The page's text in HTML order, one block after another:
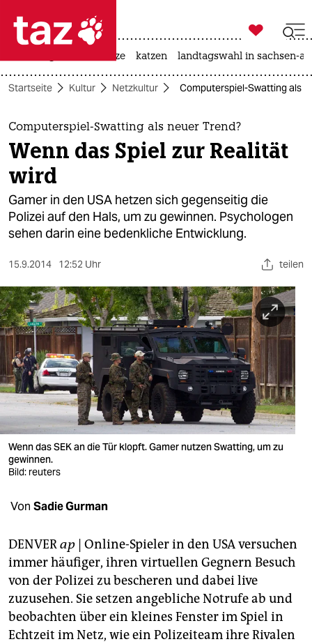
 taz zahl ich
taz zahl ich
themen
politik
öko
gesellschaft
sport
berlin
nord
wahrheit
verlag
verlag
veranstaltungen
unterstützen
genossenschaft
epaper login

taz zahl ich
hitze katzen landtagswahl in sachsen-
Startseite Kultur Netzkultur Computerspiel-Swatting als
Computerspiel-Swatting als neuer Trend?
Wenn das Spiel zur Realität
wird
Gamer in den USA hetzen sich gegenseitig die
Polizei auf den Hals, um zu gewinnen. Psychologen
sehen darin eine bedenkliche Entwicklung.
15.9.2014 12:52 Uhr teilen
Wenn das SEK an die Tür klopft. Gamer nutzen Swatting, um zu
gewinnen.
Bild: reuters
Von Sadie Gurman
DENVERap | Online-Spieler in den USA versuchen
immer häufiger, ihren virtuellen Gegnern Besuch
von der Polizei zu bescheren und dabei live
zuzusehen. Sie setzen angebliche Notrufe ab und
beobachten über ein kleines Fenster im Spiel in
Echtzeit im Netz, wie ein Polizeiteam ihre Rivalen